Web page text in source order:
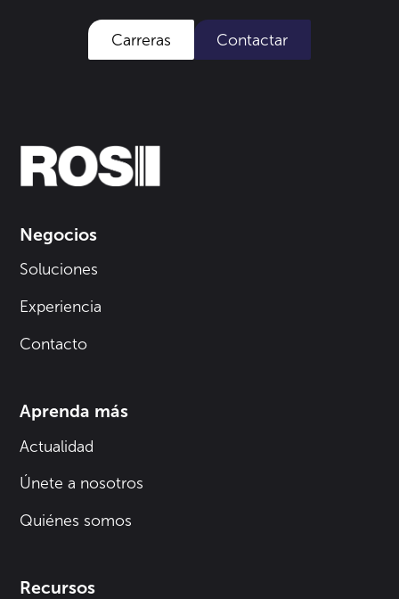
Carreras Contactar
Negocios
Soluciones
Experiencia
Contacto
Aprenda más
Actualidad
Únete a nosotros
Quiénes somos
Recursos